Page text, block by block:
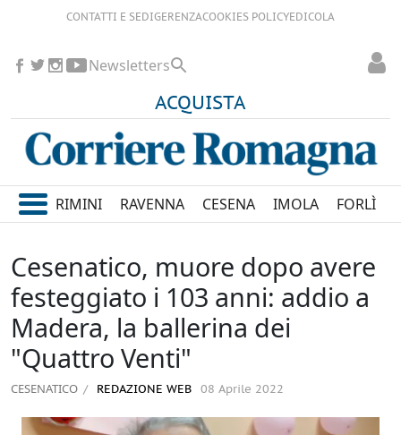
CONTATTI E SEDIGERENZACOOKIES POLICYEDICOLA
ACQUISTA
Newsletters
RIMINI RAVENNA CESENA IMOLA FORLÌ
Cesenatico, muore dopo avere
festeggiato i 103 anni: addio a
Madera, la ballerina dei
"Quattro Venti"
CESENATICO REDAZIONE WEB 08 Aprile 2022